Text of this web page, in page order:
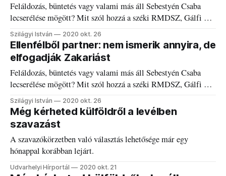
Feláldozás, büntetés vagy valami más áll Sebestyén Csaba
lecserélése mögött? Mit szól hozzá a széki RMDSZ, Gálfi és
a POL? Bemutatkozik az a jelölt is, akinek kedvezett a sors.
Szilágyi István 2020 okt. 26
Ellenfélből partner: nem ismerik annyira, de
elfogadják Zakariást
Feláldozás, büntetés vagy valami más áll Sebestyén Csaba
lecserélése mögött? Mit szól hozzá a széki RMDSZ, Gálfi és
a POL? Bemutatkozik az a jelölt is, akinek kedvezett a sors.
Szilágyi István 2020 okt. 26
Még kérheted külföldről a levélben
szavazást
A szavazókörzetben való választás lehetősége már egy
hónappal korábban lejárt.
Udvarhelyi Hírportál 2020 okt. 21